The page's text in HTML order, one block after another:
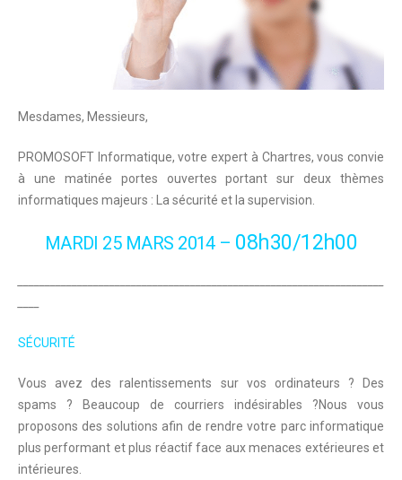
Mesdames, Messieurs,
PROMOSOFT Informatique, votre expert à Chartres, vous convie
à une matinée portes ouvertes portant sur deux thèmes
informatiques majeurs : La sécurité et la supervision.
MARDI 25 MARS 2014 – 08h30/12h00
SÉCURITÉ
Vous avez des ralentissements sur vos ordinateurs ? Des
spams ? Beaucoup de courriers indésirables ?Nous vous
proposons des solutions afin de rendre votre parc informatique
plus performant et plus réactif face aux menaces extérieures et
intérieures.